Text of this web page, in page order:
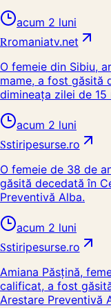
acum 2 luni
Rromaniatv.net
O femeie din Sibiu,
mame, a fost găsită
dimineața zilei de 15
acum 2 luni
Sstiripesurse.ro
O femeie de 38 de
găsită decedată în
Preventivă Alba.
acum 2 luni
Sstiripesurse.ro
Amiana Păsțină,
calificat, a fost
Arestare Preventivă